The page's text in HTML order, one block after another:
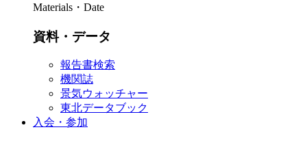
Materials・Date
資料・データ
報告書検索
機関誌
景気ウォッチャー
東北データブック
入会・参加